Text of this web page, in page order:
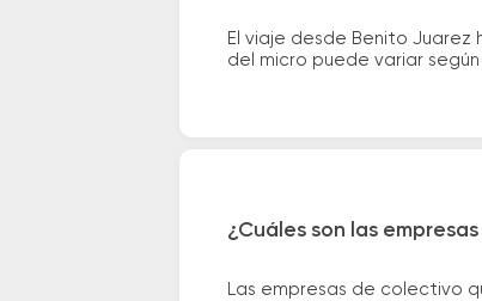
El viaje desde Benito
del micro puede variar
¿Cuáles son las
Las empresas de colectivo